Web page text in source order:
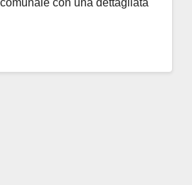
con una dettagliata